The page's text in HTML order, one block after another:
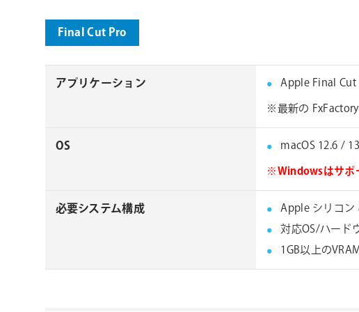
Final Cut Pro
アプリケーション
Apple Final
※最新の
OS
macOS 12.6 /
※Windowsはサポ
必要システム構成
Apple シリコン
対応OS/ハード
1GB以上の